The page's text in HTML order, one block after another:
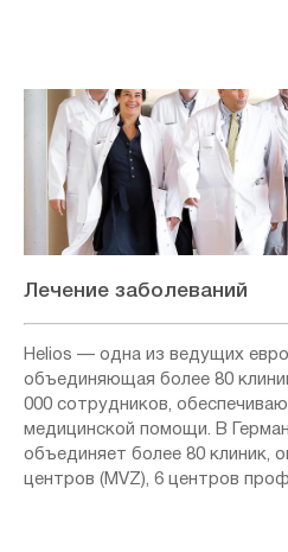
Лечение заболеваний
Helios — одна из ведущих
объединяющая более 80
000 сотрудников,
медицинской помощи. В
объединяет более 80 клиник,
центров (MVZ), 6 центров